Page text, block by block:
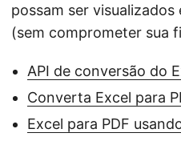
possam ser
(sem comprometer sua
API de conversão do
Converta Excel para
Excel para PDF